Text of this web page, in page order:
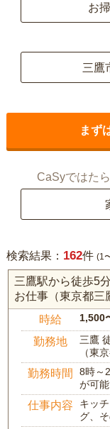
お
三鷹
まず
CaSyではた
検索結果： 162件 (1
三鷹駅から徒歩5
お仕事（東京都三
時給 1,500
勤務地
三鷹
（東
勤務時間
8時～
が可
仕事内容
キッ
グ、